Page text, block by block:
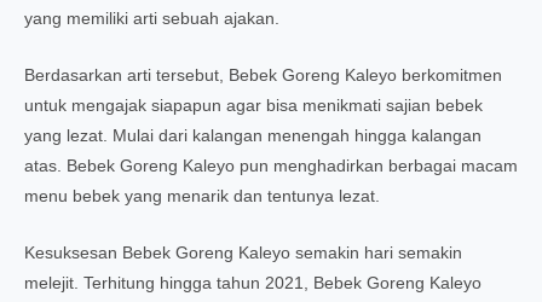
yang memiliki arti sebuah ajakan.
Berdasarkan arti tersebut, Bebek Goreng Kaleyo berkomitmen
untuk mengajak siapapun agar bisa menikmati sajian bebek
yang lezat. Mulai dari kalangan menengah hingga kalangan
atas. Bebek Goreng Kaleyo pun menghadirkan berbagai macam
menu bebek yang menarik dan tentunya lezat.
Kesuksesan Bebek Goreng Kaleyo semakin hari semakin
melejit. Terhitung hingga tahun 2021, Bebek Goreng Kaleyo